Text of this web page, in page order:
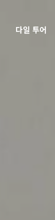
다일 투어